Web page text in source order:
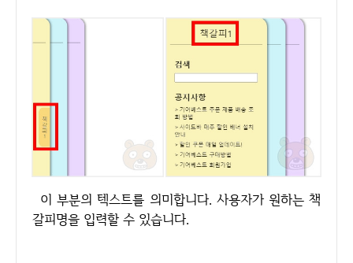
이 부분의 텍스트를 의미합니다. 사용자가 원하는 책
갈피명을 입력할 수 있습니다.